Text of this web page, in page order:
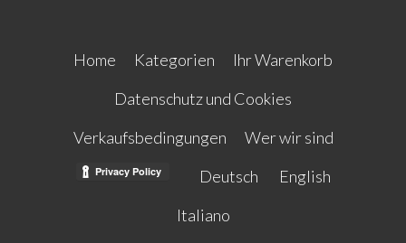
Home Kategorien
Ihr Warenkorb
Datenschutz und Cookies
Verkaufsbedingungen
Wer wir sind
Deutsch
English
Italiano